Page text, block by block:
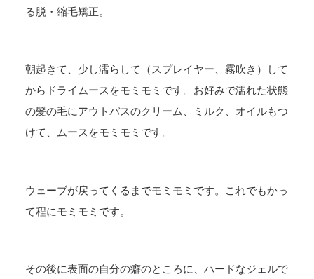
る脱・縮毛矯正。
朝起きて、少し濡らして（スプレイヤー、霧吹き）して
からドライムースをモミモミです。お好みで濡れた状態
の髪の毛にアウトバスのクリーム、ミルク、オイルもつ
けて、ムースをモミモミです。
ウェーブが戻ってくるまでモミモミです。これでもかっ
て程にモミモミです。
その後に表面の自分の癖のところに、ハードなジェルで